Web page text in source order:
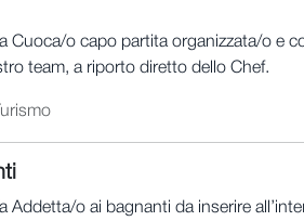
Cuoca/o capo partita organizzata/o e
team, a riporto diretto dello Chef.
Turismo
Addetta/o ai bagnanti da inserire